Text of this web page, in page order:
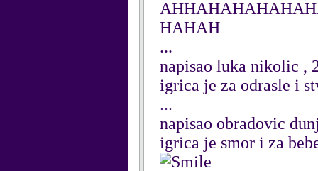
HAHAH
...
napisao luka nikolic ,
igrica je za odrasle i
...
napisao obradovic
igrica je smor i za